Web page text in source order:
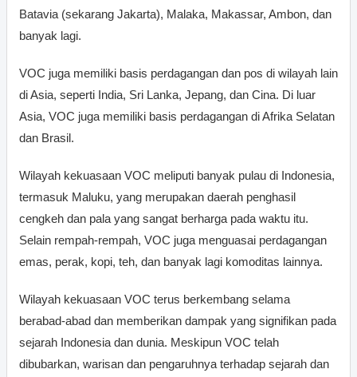
Batavia (sekarang Jakarta), Malaka, Makassar, Ambon, dan
banyak lagi.
VOC juga memiliki basis perdagangan dan pos di wilayah lain
di Asia, seperti India, Sri Lanka, Jepang, dan Cina. Di luar
Asia, VOC juga memiliki basis perdagangan di Afrika Selatan
dan Brasil.
Wilayah kekuasaan VOC meliputi banyak pulau di Indonesia,
termasuk Maluku, yang merupakan daerah penghasil
cengkeh dan pala yang sangat berharga pada waktu itu.
Selain rempah-rempah, VOC juga menguasai perdagangan
emas, perak, kopi, teh, dan banyak lagi komoditas lainnya.
Wilayah kekuasaan VOC terus berkembang selama
berabad-abad dan memberikan dampak yang signifikan pada
sejarah Indonesia dan dunia. Meskipun VOC telah
dibubarkan, warisan dan pengaruhnya terhadap sejarah dan